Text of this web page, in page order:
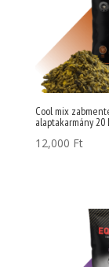
Cool mix
alaptakarmány 20
12,000 Ft